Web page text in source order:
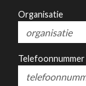
Organisatie
Telefoonnummer